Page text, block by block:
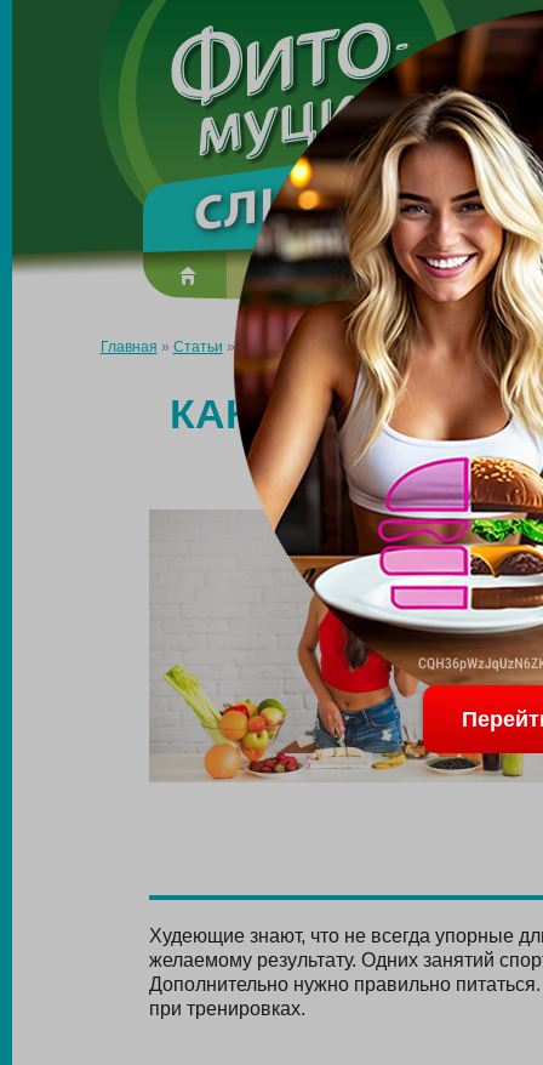
Made in the UK
О препарате Усиль эффект
Главная » Статьи »Как контролировать калорийность
КАК
РАЦИОНА
Худеющие знают, что не всегда упорные
желаемому результату. Одних занятий
Дополнительно нужно правильно
при тренировках.